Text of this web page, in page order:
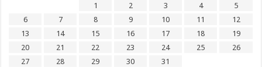
1
2 3 4
5
6
7 8 9 10 11
12
13
14 15 16 17 18
19
20
21 22 23 24 25
26
27
28 29 30
31